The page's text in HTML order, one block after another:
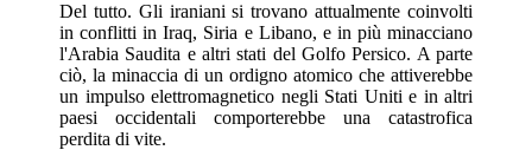
Del tutto. Gli iraniani si trovano attualmente coinvolti
in conflitti in Iraq, Siria e Libano, e in più minacciano
l'Arabia Saudita e altri stati del Golfo Persico. A parte
ciò, la minaccia di un ordigno atomico che attiverebbe
un impulso elettromagnetico negli Stati Uniti e in altri
paesi occidentali comporterebbe una catastrofica
perdita di vite.